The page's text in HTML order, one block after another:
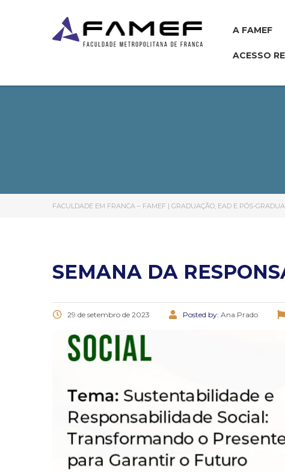
A FAMEF
ACESSO
FACULDADE EM FRANCA – FAMEF | GRADUAÇÃO, EAD E PÓS-
SEMANA DA
29 de setembro de 2023 Posted by: Ana Prado